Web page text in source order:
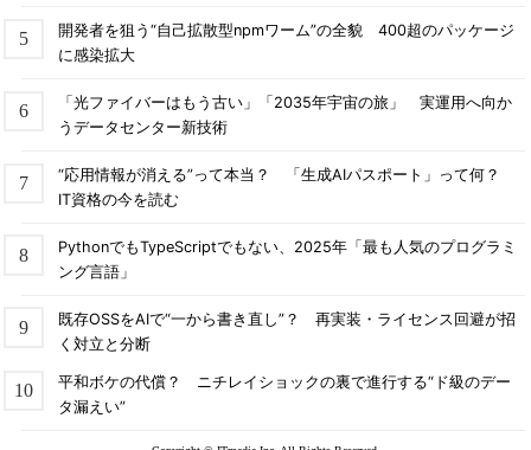
開発者を狙う“自己拡散型npmワーム”の全貌 400超のパッケージ
に感染拡大
「光ファイバーはもう古い」「2035年宇宙の旅」 実運用へ向か
うデータセンター新技術
“応用情報が消える”って本当？ 「生成AIパスポート」って何？
IT資格の今を読む
PythonでもTypeScriptでもない、2025年「最も人気のプログラミ
ング言語」
既存OSSをAIで“一から書き直し”？ 再実装・ライセンス回避が招
く対立と分断
平和ボケの代償？ ニチレイショックの裏で進行する“ド級のデー
タ漏えい”